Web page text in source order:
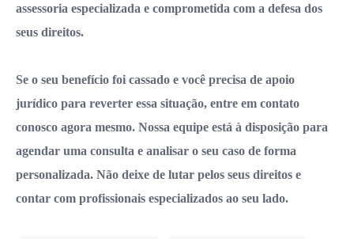
assessoria especializada e comprometida com a defesa dos
seus direitos.
Se o seu benefício foi cassado e você precisa de apoio
jurídico para reverter essa situação, entre em contato
conosco agora mesmo. Nossa equipe está à disposição para
agendar uma consulta e analisar o seu caso de forma
personalizada. Não deixe de lutar pelos seus direitos e
contar com profissionais especializados ao seu lado.